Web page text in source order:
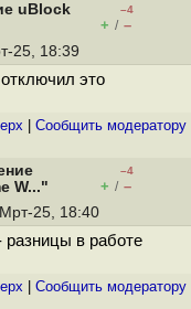
uBlock
–4
+ / –
25, 18:39
это
Cообщить модератору
W..."
–4
+ / –
25, 18:40
в работе
Cообщить модератору